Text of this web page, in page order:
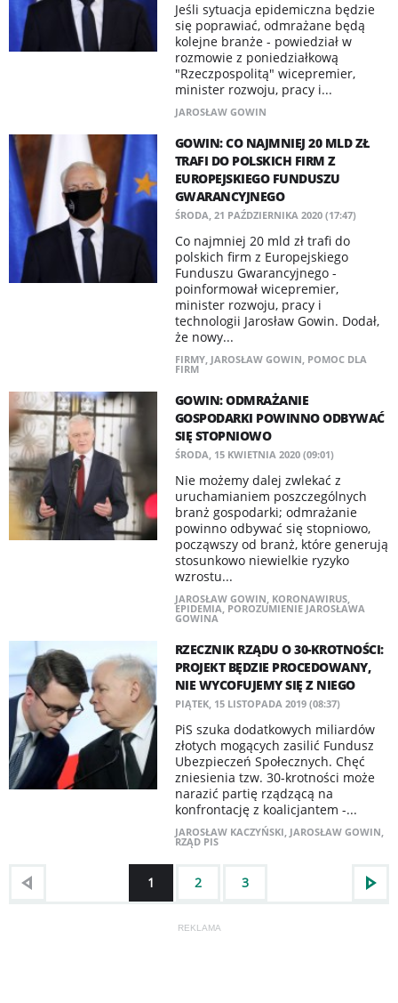
​Jeśli sytuacja epidemiczna będzie
się poprawiać, odmrażane będą
kolejne branże - powiedział w
rozmowie z poniedziałkową
"Rzeczpospolitą" wicepremier,
minister rozwoju, pracy i...
JAROSŁAW GOWIN
GOWIN: CO NAJMNIEJ 20 MLD ZŁ
TRAFI DO POLSKICH FIRM Z
EUROPEJSKIEGO FUNDUSZU
GWARANCYJNEGO
ŚRODA, 21 PAŹDZIERNIKA 2020 (17:47)
Co najmniej 20 mld zł trafi do
polskich firm z Europejskiego
Funduszu Gwarancyjnego -
poinformował wicepremier,
minister rozwoju, pracy i
technologii Jarosław Gowin. Dodał,
że nowy...
FIRMY, JAROSŁAW GOWIN, POMOC DLA
FIRM
GOWIN: ODMRAŻANIE
GOSPODARKI POWINNO ODBYWAĆ
SIĘ STOPNIOWO
ŚRODA, 15 KWIETNIA 2020 (09:01)
Nie możemy dalej zwlekać z
uruchamianiem poszczególnych
branż gospodarki; odmrażanie
powinno odbywać się stopniowo,
począwszy od branż, które generują
stosunkowo niewielkie ryzyko
wzrostu...
JAROSŁAW GOWIN, KORONAWIRUS,
EPIDEMIA, POROZUMIENIE JAROSŁAWA
GOWINA
RZECZNIK RZĄDU O 30-KROTNOŚCI:
PROJEKT BĘDZIE PROCEDOWANY,
NIE WYCOFUJEMY SIĘ Z NIEGO
PIĄTEK, 15 LISTOPADA 2019 (08:37)
PiS szuka dodatkowych miliardów
złotych mogących zasilić Fundusz
Ubezpieczeń Społecznych. Chęć
zniesienia tzw. 30-krotności może
narazić partię rządzącą na
konfrontację z koalicjantem -...
JAROSŁAW KACZYŃSKI, JAROSŁAW GOWIN,
RZĄD PIS
1 2 3
REKLAMA